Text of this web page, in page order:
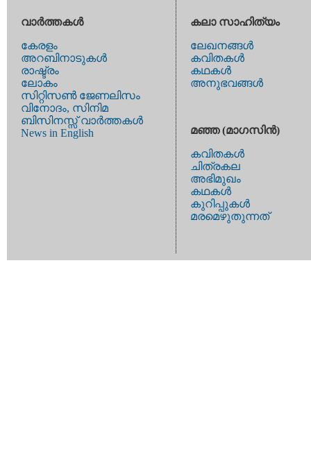
വാര്‍ത്തകള്‍
കേരളം
അറബിനാടുകള്‍
രാഷ്ട്രം
ലോകം
സിറ്റിസണ്‍ ജേണലിസം
വിനോദം, സിനിമ
ബിസിനസ്സ് വാര്‍ത്തകള്‍
News in English
കലാ സാഹിത്യം
ലേഖനങ്ങള്‍
കവിതകള്‍
കഥകള്‍
അനുഭവങ്ങള്‍
മഞ്ഞ (മാഗസിന്‍)
കവിതകള്‍
ചിത്രകല
അഭിമുഖം
കഥകള്‍
കുറിപ്പുകള്‍
മരമെഴുതുന്നത്